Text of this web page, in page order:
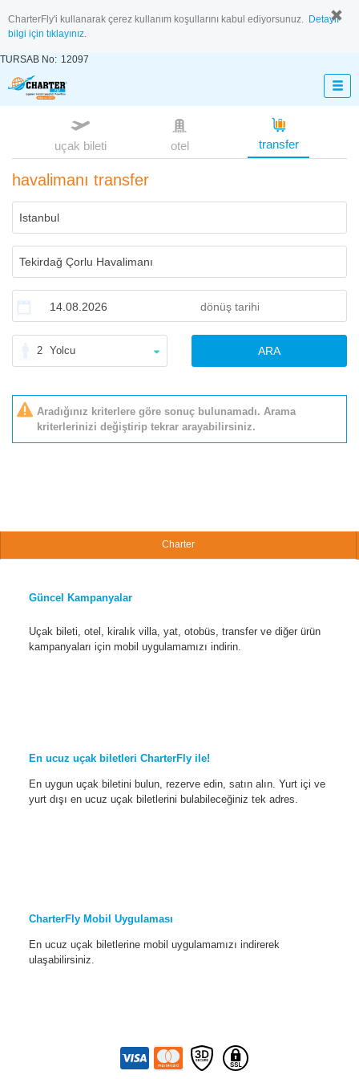
CharterFly'i kullanarak çerez kullanım koşullarını kabul ediyorsunuz. Detaylı
bilgi için tıklayınız.
TURSAB No: 12097
uçak bileti otel transfer
havalimanı transfer
2 Yolcu ARA
Aradığınız kriterlere göre sonuç bulunamadı. Arama
kriterlerinizi değiştirip tekrar arayabilirsiniz.
Charter
Güncel Kampanyalar
Uçak bileti, otel, kiralık villa, yat, otobüs, transfer ve diğer ürün
kampanyaları için mobil uygulamamızı indirin.
En ucuz uçak biletleri CharterFly ile!
En uygun uçak biletini bulun, rezerve edin, satın alın. Yurt içi ve
yurt dışı en ucuz uçak biletlerini bulabileceğiniz tek adres.
CharterFly Mobil Uygulaması
En ucuz uçak biletlerine mobil uygulamamızı indirerek
ulaşabilirsiniz.